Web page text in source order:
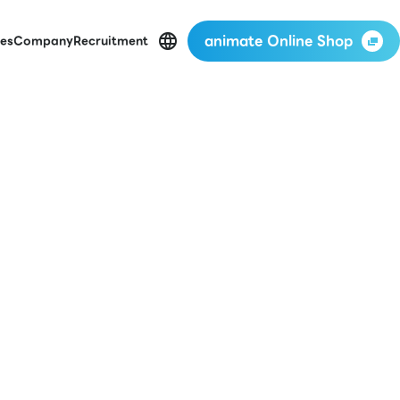
CompanyRecruitment animate Online Shop